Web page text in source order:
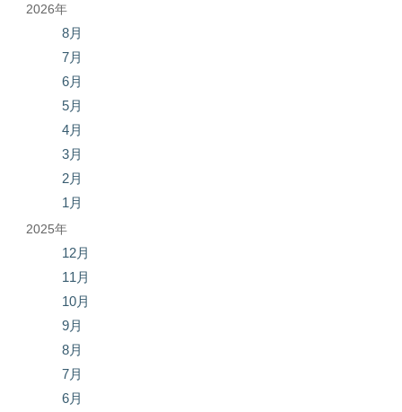
2026年
8月
7月
6月
5月
4月
3月
2月
1月
2025年
12月
11月
10月
9月
8月
7月
6月